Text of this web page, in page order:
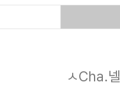
ㅅCha.